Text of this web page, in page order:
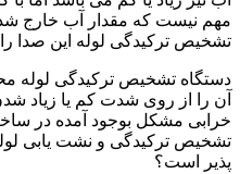
مهم نیست که مقدار آب خارج
تشخیص ترکیدگی لوله این صدا
دستگاه تشخیص ترکیدگی لوله
آن را از روی شدت کم یا زیاد
خرابی مشکل بوجود آمده در
تشخیص ترکیدگی و نشت یابی
پذیر است؟